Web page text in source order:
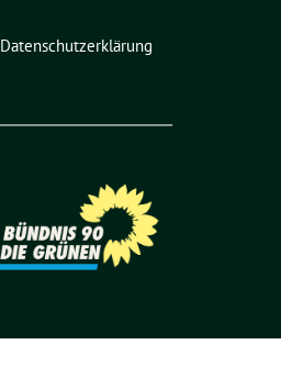
Datenschutzerklärung